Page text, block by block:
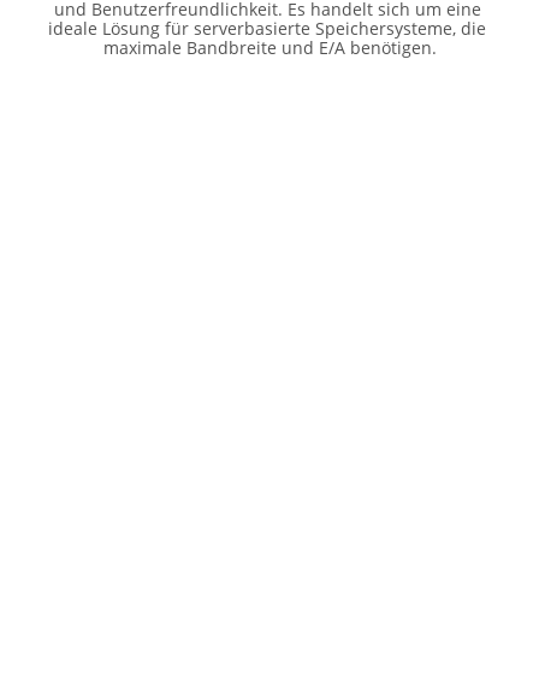
und Benutzerfreundlichkeit. Es handelt sich um eine
ideale Lösung für serverbasierte Speichersysteme, die
maximale Bandbreite und E/A benötigen.